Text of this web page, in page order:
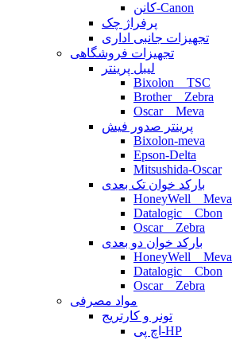
کانن-Canon
پرفراژ چک
تجهیزات جانبی اداری
تجهیزات فروشگاهی
لیبل پرینتر
Bixolon _ TSC
Brother _ Zebra
Oscar _ Meva
پرینتر صدور فیش
Bixolon-meva
Epson-Delta
Mitsushida-Oscar
بارکد خوان تک بعدی
HoneyWell _ Meva
Datalogic _ Cbon
Oscar _ Zebra
بارکد خوان دو بعدی
HoneyWell _ Meva
Datalogic _ Cbon
Oscar _ Zebra
مواد مصرفی
تونر و کارتریج
اچ پی-HP